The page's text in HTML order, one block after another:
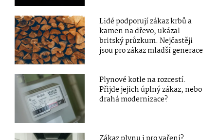
Lidé podporují zákaz krbů a
kamen na dřevo, ukázal
britský průzkum. Nejčastěji
jsou pro zákaz mladší generace
Plynové kotle na rozcestí.
Přijde jejich úplný zákaz, nebo
drahá modernizace?